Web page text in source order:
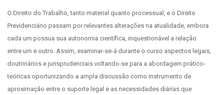
O Direito do Trabalho, tanto material quanto processual, e o Direito
Previdenciário passam por relevantes alterações na atualidade, embora
cada um possua sua autonomia científica, inquestionável a relação
entre um e outro. Assim, examinar-se-á durante o curso aspectos legais,
doutrinários e jurisprudenciais voltando-se para a abordagem prático-
teóricas oportunizando a ampla discussão como instrumento de
aproximação entre o suporte legal e as necessidades diárias que